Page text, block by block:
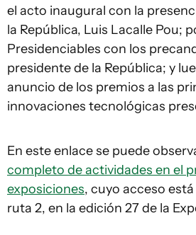
el acto inaugural con la
la República, Luis Lacalle Pou;
Presidenciables con los
presidente de la República; y
anuncio de los premios a las
innovaciones tecnológicas
En este enlace se puede
completo de actividades en el
exposiciones, cuyo acceso
ruta 2, en la edición 27 de la